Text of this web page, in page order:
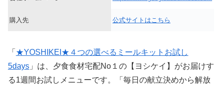
購入先 公式サイトはこちら
「 ★YOSHIKEI★４つの選べるミールキットお試し
5days 」は、夕食食材宅配No１の【ヨシケイ】がお届けす
る1週間お試しメニューです。「毎日の献立決めから解放